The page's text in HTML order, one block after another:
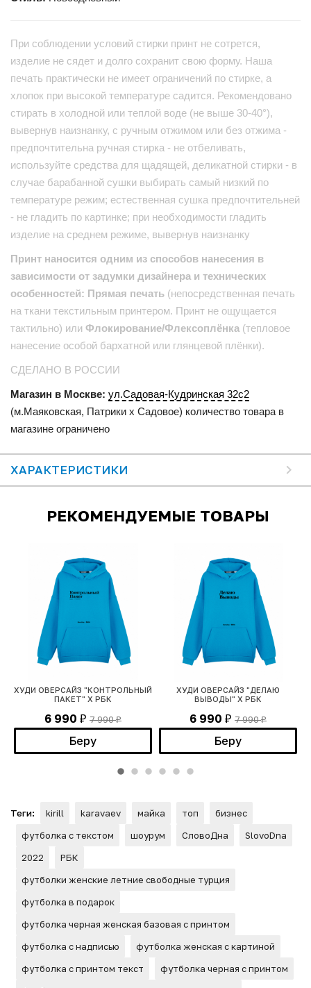
При соблюдении условий стирки принт не сотрется,
изделие не сядет и долго сохранит свою форму. Наша
печать практически не имеет ограничений по стирке, а
хлопок при высокой температуре садится. Рекомендовано
стирать в холодной или теплой воде (не выше 30-40°),
вывернув наизнанку, с ручным отжимом или без отжима -
предпочтительна ручная стирка - не отбеливать,
используйте средства для щадящей, деликатной стирки - в
случае барабанной сушки выбирать самый низкий по
температуре режим; естественная сушка предпочтительней
- не гладить по картинке; при необходимости гладить
изделие на среднем режиме, вывернув наизнанку
Принт наносится одним из способов нанесения в
зависимости от задумки дизайнера и технических
особенностей: Прямая печать (непосредственная печать
на ткани текстильным принтером. Принт не ощущается
тактильно) или Флокирование/Флексоплёнка (тепловое
нанесение особой бархатной или глянцевой плёнки).
СДЕЛАНО В РОССИИ
Магазин в Москве: ул.Садовая-Кудринская 32с2
(м.Маяковская, Патрики x Садовое) количество товара в
магазине ограничено
ХАРАКТЕРИСТИКИ
РЕКОМЕНДУЕМЫЕ ТОВАРЫ
ХУДИ ОВЕРСАЙЗ "КОНТРОЛЬНЫЙ
ПАКЕТ" Х РБК
6 990 ₽ 7 990₽
Беру
ХУДИ ОВЕРСАЙЗ "ДЕЛАЮ
ВЫВОДЫ" Х РБК
6 990 ₽ 7 990₽
Беру
Теги: kirill karavaev майка топ
бизнес
футболка с текстом
шоурум СловоДна
SlovoDna
2022
РБК
футболки женские летние свободные турция
футболка в подарок
футболка черная женская базовая с принтом
футболка с надписью
футболка женская с картиной
футболка с принтом текст
футболка черная с принтом